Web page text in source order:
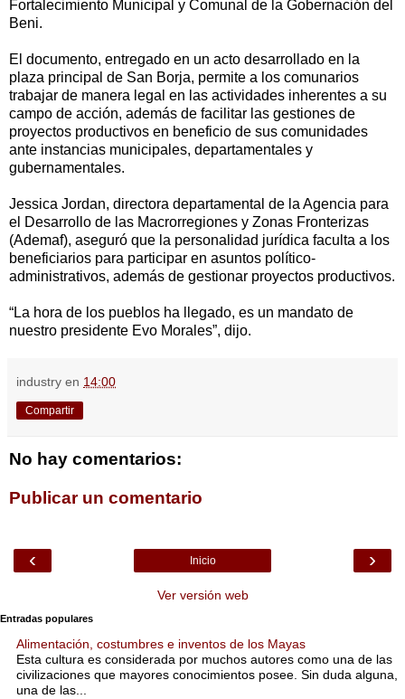
Fortalecimiento Municipal y Comunal de la Gobernación del
Beni.
El documento, entregado en un acto desarrollado en la
plaza principal de San Borja, permite a los comunarios
trabajar de manera legal en las actividades inherentes a su
campo de acción, además de facilitar las gestiones de
proyectos productivos en beneficio de sus comunidades
ante instancias municipales, departamentales y
gubernamentales.
Jessica Jordan, directora departamental de la Agencia para
el Desarrollo de las Macrorregiones y Zonas Fronterizas
(Ademaf), aseguró que la personalidad jurídica faculta a los
beneficiarios para participar en asuntos político-
administrativos, además de gestionar proyectos productivos.
“La hora de los pueblos ha llegado, es un mandato de
nuestro presidente Evo Morales”, dijo.
industry en 14:00
Compartir
No hay comentarios:
Publicar un comentario
‹ ›
Inicio
Ver versión web
Entradas populares
Alimentación, costumbres e inventos de los Mayas
Esta cultura es considerada por muchos autores como una de las
civilizaciones que mayores conocimientos posee. Sin duda alguna,
una de las...